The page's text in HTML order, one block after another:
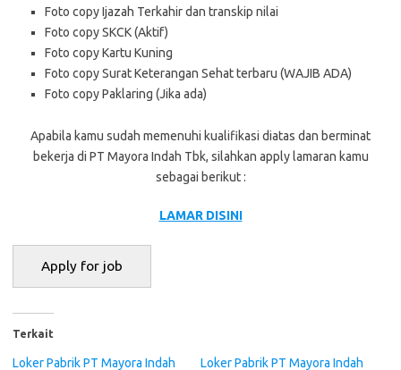
Foto copy Ijazah Terkahir dan transkip nilai
Foto copy SKCK (Aktif)
Foto copy Kartu Kuning
Foto copy Surat Keterangan Sehat terbaru (WAJIB ADA)
Foto copy Paklaring (Jika ada)
Apabila kamu sudah memenuhi kualifikasi diatas dan berminat
bekerja di PT Mayora Indah Tbk, silahkan apply lamaran kamu
sebagai berikut :
LAMAR DISINI
Terkait
Loker Pabrik PT Mayora Indah
Loker Pabrik PT Mayora Indah